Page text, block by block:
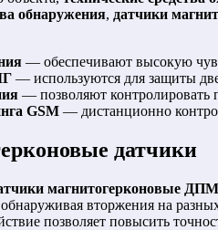
обнаружения, датчики
— обеспечивают высокую
— используются для защиты
— позволяют контролировать
GSM — дистанционно
датчики
магнитогерконовые
вторжения на
позволяет повысить